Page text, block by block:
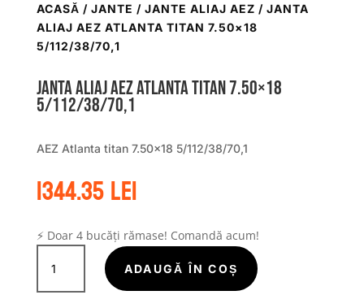
ACASĂ / JANTE / JANTE ALIAJ AEZ / JANTA
ALIAJ AEZ ATLANTA TITAN 7.50×18
5/112/38/70,1
Janta aliaj AEZ Atlanta titan 7.50×18
5/112/38/70,1
AEZ Atlanta titan 7.50×18 5/112/38/70,1
1344.35lei
⚡ Doar 4 bucăți rămase! Comandă acum!
Cantitate
Janta
aliaj
ADAUGĂ ÎN COȘ